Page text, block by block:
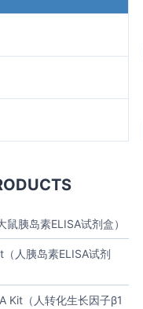
胰岛素ELISA试剂盒）
人胰岛素ELISA试剂
Kit（人转化生长因子β1